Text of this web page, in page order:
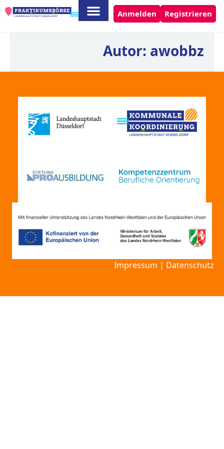
Anmelden Registrieren
Autor: awobbz
Impressum | Datenschutz